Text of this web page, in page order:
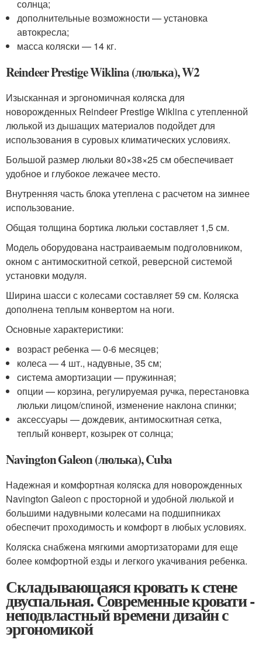
солнца;
дополнительные возможности — установка
автокресла;
масса коляски — 14 кг.
Reindeer Prestige Wiklina (люлька), W2
Изысканная и эргономичная коляска для
новорожденных Reindeer Prestige Wiklina с утепленной
люлькой из дышащих материалов подойдет для
использования в суровых климатических условиях.
Большой размер люльки 80×38×25 см обеспечивает
удобное и глубокое лежачее место.
Внутренняя часть блока утеплена с расчетом на зимнее
использование.
Общая толщина бортика люльки составляет 1,5 см.
Модель оборудована настраиваемым подголовником,
окном с антимоскитной сеткой, реверсной системой
установки модуля.
Ширина шасси с колесами составляет 59 см. Коляска
дополнена теплым конвертом на ноги.
Основные характеристики:
возраст ребенка — 0-6 месяцев;
колеса — 4 шт., надувные, 35 см;
система амортизации — пружинная;
опции — корзина, регулируемая ручка, перестановка
люльки лицом/спиной, изменение наклона спинки;
аксессуары — дождевик, антимоскитная сетка,
теплый конверт, козырек от солнца;
Navington Galeon (люлька), Cuba
Надежная и комфортная коляска для новорожденных
Navington Galeon с просторной и удобной люлькой и
большими надувными колесами на подшипниках
обеспечит проходимость и комфорт в любых условиях.
Коляска снабжена мягкими амортизаторами для еще
более комфортной езды и легкого укачивания ребенка.
Складывающаяся кровать к стене
двуспальная. Современные кровати -
неподвластный времени дизайн с
эргономикой